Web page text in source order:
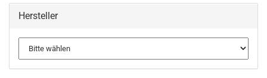
Hersteller